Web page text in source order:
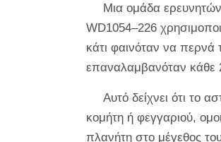
Μια ομάδα
WD1054–226
κάτι φαινόταν να
επαναλαμβανόταν κάθε
Αυτό δείχνει ότι το
κομήτη ή φεγγαριού,
πλανήτη στο μέγεθος